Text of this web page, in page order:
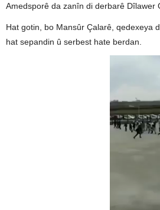
Amedsporê da zanîn di derbarê Dîlawer
Hat gotin, bo Mansûr Çalarê, qedexeya
hat sepandin û serbest hate berdan.